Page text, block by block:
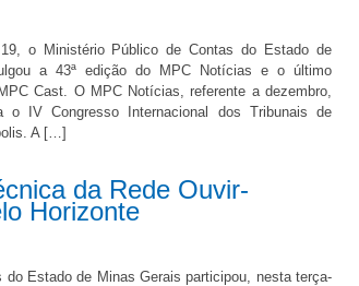
o Ministério Público de Contas do Estado de
a 43ª edição do MPC Notícias e o último
Cast. O MPC Notícias, referente a dezembro,
o IV Congresso Internacional dos Tribunais de
A […]
da Rede Ouvir-
Horizonte
Estado de Minas Gerais participou, nesta terça-